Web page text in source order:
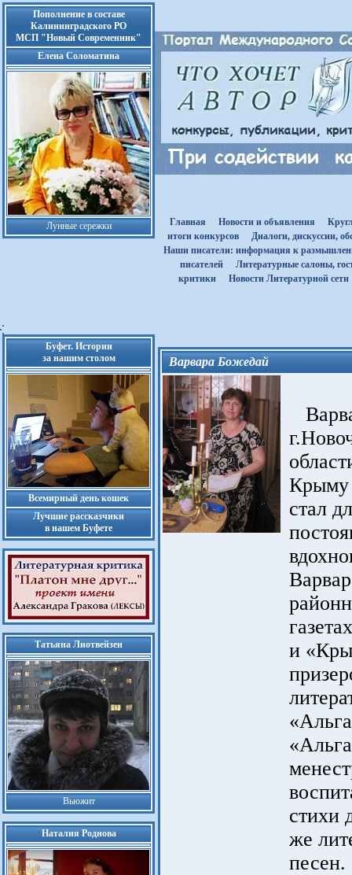
Пополнение в составе
Калининградского РО
МСП "Новый Современник"
Елена Соломатина
Лунные сережки Главная Новости и объявления
итоги конкурсов
Диалоги, дискуссии,
Наши писатели: информация к
писателей
Литературные салоны,
критики
Новости Литературной сети
Буфет. Истории
за нашим столом
Всемирный день кошек
Лучшие рассказчики
в нашем Буфете
Татьяна Лиотвейзен
Вьюжит
Наталия Роднова
Варвара Божедай
Крыму
стал
и
стихи
же
песен.